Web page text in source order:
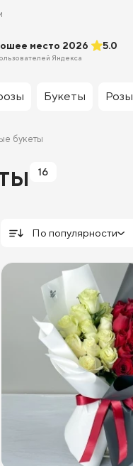
место 2026 5.0
Яндекса
Букеты Розы
букеты
16
По популярности